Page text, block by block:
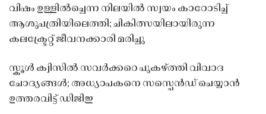
വിഷം ഉള്ളിൽച്ചെന്ന നിലയിൽ സ്വയം കാറോടിച്ച്
ആശുപത്രിയിലെത്തി; ചികിത്സയിലായിരുന്ന
കലക്ട്രേറ്റ് ജീവനക്കാരി മരിച്ചു
സ്കൂൾ ക്വിസിൽ സവർക്കറെ പുകഴ്ത്തി വിവാദ
ചോദ്യങ്ങൾ; അധ്യാപകനെ സസ്പെൻഡ് ചെയ്യാൻ
ഉത്തരവിട്ട് ഡിജിഇ